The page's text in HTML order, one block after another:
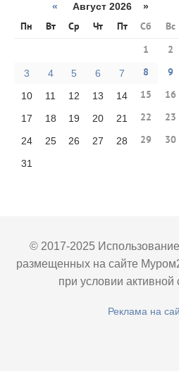
« Август 2026 »
Пн Вт Ср Чт Пт Сб
Вс
1
2
3 4 5 6 7 8 9
10 11 12 13 14 15 16
17 18 19 20 21 22 23
24 25 26 27 28 29 30
31
© 2017-2025
размещенных на сайте
при условии активной
Реклама на